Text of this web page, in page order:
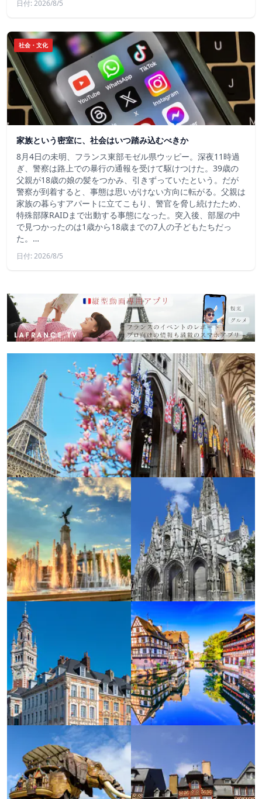
日付: 2026/8/5
社会・文化
家族という密室に、社会はいつ踏み込むべきか
8月4日の未明、フランス東部モゼル県ウッピー。深夜11時過
ぎ、警察は路上での暴行の通報を受けて駆けつけた。39歳の
父親が18歳の娘の髪をつかみ、引きずっていたという。だが
警察が到着すると、事態は思いがけない方向に転がる。父親は
家族の暮らすアパートに立てこもり、警官を脅し続けたため、
特殊部隊RAIDまで出動する事態になった。突入後、部屋の中
で見つかったのは1歳から18歳までの7人の子どもたちだっ
た。…
日付: 2026/8/5